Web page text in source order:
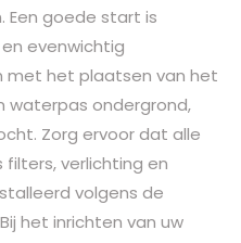
Een goede start is
evenwichtig
met het plaatsen van het
waterpas ondergrond,
Zorg ervoor dat alle
verlichting en
volgens de
het inrichten van uw